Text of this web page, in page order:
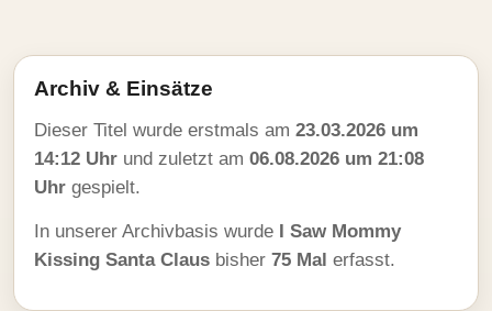
Archiv & Einsätze
Dieser Titel wurde erstmals am 23.03.2026 um
14:12 Uhr und zuletzt am 06.08.2026 um 21:08
Uhr gespielt.
In unserer Archivbasis wurde I Saw Mommy
Kissing Santa Claus bisher 75 Mal erfasst.